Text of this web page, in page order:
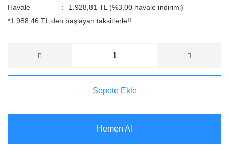
Havale
1.928,81 TL (%3,00 havale indirimi)
*1.988,46 TL den başlayan taksitlerle!!
Sepete Ekle
Hemen Al